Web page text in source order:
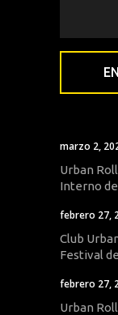
marzo 2,
Urban
Interno
febrero 27,
Club
Festival
febrero 27,
Urban